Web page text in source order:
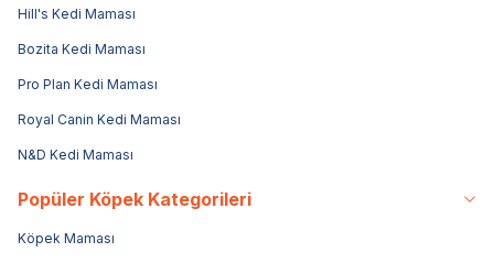
Hill's Kedi Maması
Bozita Kedi Maması
Pro Plan Kedi Maması
Royal Canin Kedi Maması
N&D Kedi Maması
Popüler Köpek Kategorileri
Köpek Maması